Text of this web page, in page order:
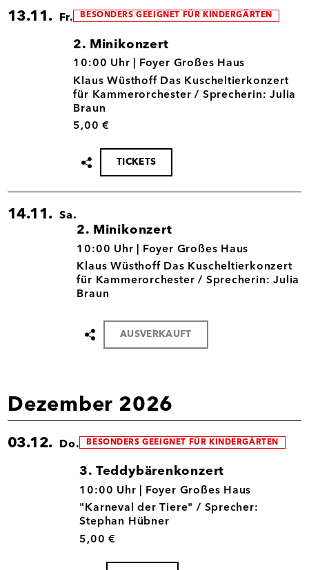
13.11. Fr. BESONDERS GEEIGNET FÜR KINDERGÄRTEN
2. Minikonzert
13.11.
10:00 Uhr |
Foyer Großes Haus
Klaus Wüsthoff Das Kuscheltierkonzert
für Kammerorchester / Sprecherin: Julia
Braun
5,00 €
Termin
teilen
TICKETS
14.11. Sa.
2. Minikonzert
14.11.
10:00 Uhr |
Foyer Großes Haus
Klaus Wüsthoff Das Kuscheltierkonzert
für Kammerorchester / Sprecherin: Julia
Braun
Termin
teilen
AUSVERKAUFT
Dezember 2026
03.12. Do. BESONDERS GEEIGNET FÜR KINDERGÄRTEN
3. Teddybärenkonzert
03.12.
10:00 Uhr |
Foyer Großes Haus
"Karneval der Tiere" / Sprecher:
Stephan Hübner
5,00 €